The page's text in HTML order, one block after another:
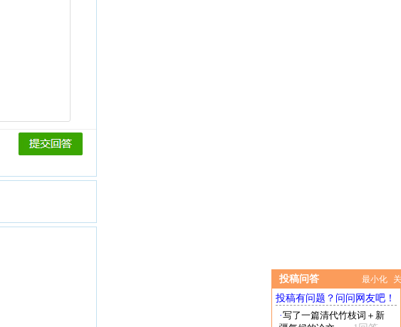
投稿问答 最小化
投稿有问题？问问网友吧！
·写了一篇清代竹枝词＋新